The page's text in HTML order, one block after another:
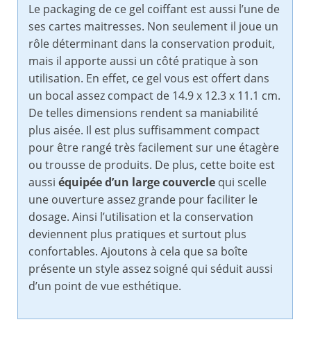
Le packaging de ce gel coiffant est aussi l’une de
ses cartes maitresses. Non seulement il joue un
rôle déterminant dans la conservation produit,
mais il apporte aussi un côté pratique à son
utilisation. En effet, ce gel vous est offert dans
un bocal assez compact de 14.9 x 12.3 x 11.1 cm.
De telles dimensions rendent sa maniabilité
plus aisée. Il est plus suffisamment compact
pour être rangé très facilement sur une étagère
ou trousse de produits. De plus, cette boite est
aussi équipée d’un large couvercle qui scelle
une ouverture assez grande pour faciliter le
dosage. Ainsi l’utilisation et la conservation
deviennent plus pratiques et surtout plus
confortables. Ajoutons à cela que sa boîte
présente un style assez soigné qui séduit aussi
d’un point de vue esthétique.